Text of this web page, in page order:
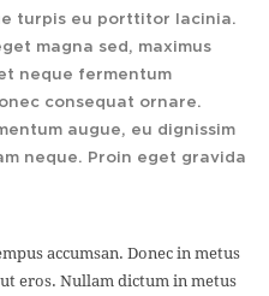
turpis eu porttitor lacinia.
magna sed, maximus
neque fermentum
consequat ornare.
augue, eu dignissim
neque. Proin eget gravida
accumsan. Donec in metus
eros. Nullam dictum in metus